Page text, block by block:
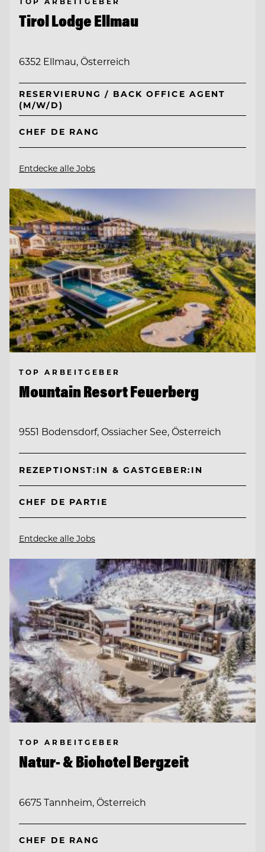
Tirol Lodge Ellmau
6352 Ellmau, Österreich
RESERVIERUNG / BACK OFFICE AGENT
(M/W/D)
CHEF DE RANG
Entdecke alle Jobs
TOP ARBEITGEBER
Mountain Resort Feuerberg
9551 Bodensdorf, Ossiacher See, Österreich
REZEPTIONST:IN & GASTGEBER:IN
CHEF DE PARTIE
Entdecke alle Jobs
TOP ARBEITGEBER
Natur- & Biohotel Bergzeit
6675 Tannheim, Österreich
CHEF DE RANG